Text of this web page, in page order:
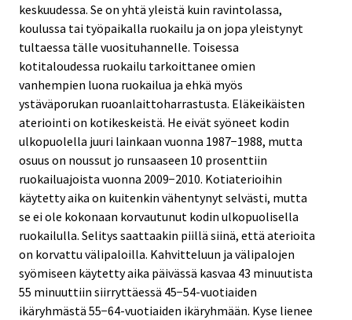
keskuudessa. Se on yhtä yleistä kuin ravintolassa,
koulussa tai työpaikalla ruokailu ja on jopa yleistynyt
tultaessa tälle vuosituhannelle. Toisessa
kotitaloudessa ruokailu tarkoittanee omien
vanhempien luona ruokailua ja ehkä myös
ystäväporukan ruoanlaittoharrastusta. Eläkeikäisten
ateriointi on kotikeskeistä. He eivät syöneet kodin
ulkopuolella juuri lainkaan vuonna 1987−1988, mutta
osuus on noussut jo runsaaseen 10 prosenttiin
ruokailuajoista vuonna 2009−2010. Kotiate­rioihin
käytetty aika on kuitenkin vähentynyt selvästi, mutta
se ei ole kokonaan korvautunut kodin ulkopuolisella
ruokailulla. Selitys saattaakin piillä siinä, että aterioita
on korvattu välipaloilla. Kahvitteluun ja välipalojen
syömiseen käytetty aika päivässä kasvaa 43 minuutista
55 minuuttiin siirryttäessä 45−54-vuotiaiden
ikäryhmästä 55−64-vuotiaiden ikäryhmään. Kyse lienee